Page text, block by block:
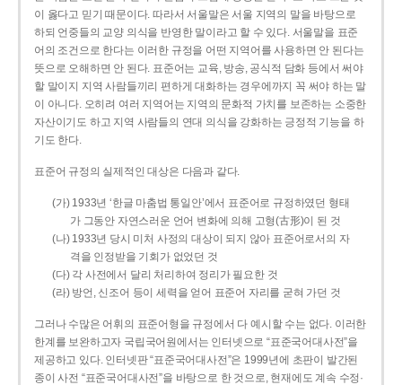
이 옳다고 믿기 때문이다. 따라서 서울말은 서울 지역의 말을 바탕으로
하되 언중들의 교양 의식을 반영한 말이라고 할 수 있다. 서울말을 표준
어의 조건으로 한다는 이러한 규정을 어떤 지역어를 사용하면 안 된다는
뜻으로 오해하면 안 된다. 표준어는 교육, 방송, 공식적 담화 등에서 써야
할 말이지 지역 사람들끼리 편하게 대화하는 경우에까지 꼭 써야 하는 말
이 아니다. 오히려 여러 지역어는 지역의 문화적 가치를 보존하는 소중한
자산이기도 하고 지역 사람들의 연대 의식을 강화하는 긍정적 기능을 하
기도 한다.
표준어 규정의 실제적인 대상은 다음과 같다.
(가) 1933년 ‘한글 마춤법 통일안’에서 표준어로 규정하였던 형태
가 그동안 자연스러운 언어 변화에 의해 고형(古形)이 된 것
(나) 1933년 당시 미처 사정의 대상이 되지 않아 표준어로서의 자
격을 인정받을 기회가 없었던 것
(다) 각 사전에서 달리 처리하여 정리가 필요한 것
(라) 방언, 신조어 등이 세력을 얻어 표준어 자리를 굳혀 가던 것
그러나 수많은 어휘의 표준어형을 규정에서 다 예시할 수는 없다. 이러한
한계를 보완하고자 국립국어원에서는 인터넷으로 “표준국어대사전”을
제공하고 있다. 인터넷판 “표준국어대사전”은 1999년에 초판이 발간된
종이 사전 “표준국어대사전”을 바탕으로 한 것으로, 현재에도 계속 수정·